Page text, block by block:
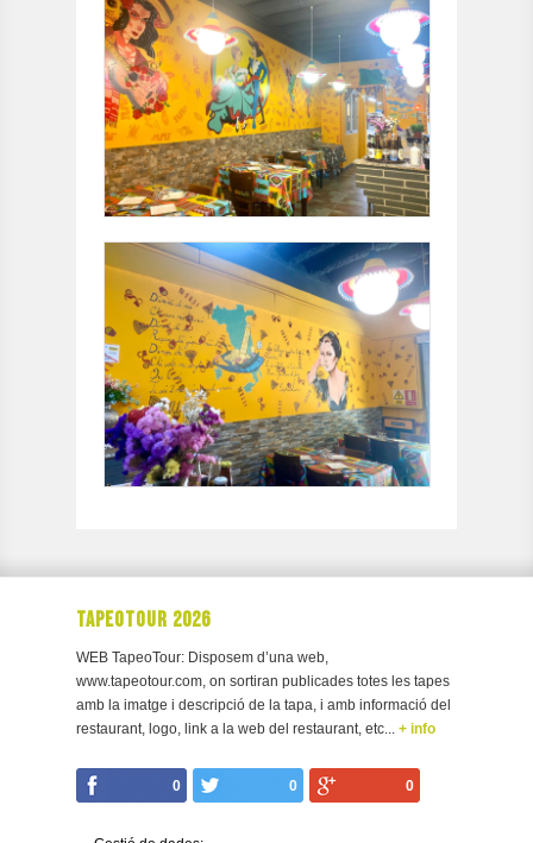
TAPEOTOUR 2026
WEB TapeoTour: Disposem d’una web,
www.tapeotour.com, on sortiran publicades totes les tapes
amb la imatge i descripció de la tapa, i amb informació del
restaurant, logo, link a la web del restaurant, etc... + info
0 0 0